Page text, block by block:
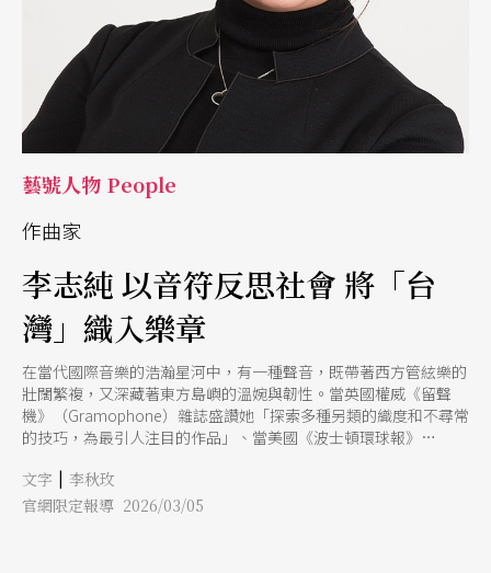
藝號人物 People
作曲家
李志純 以音符反思社會 將「台
灣」織入樂章
在當代國際音樂的浩瀚星河中，有一種聲音，既帶著西方管絃樂的
壯闊繁複，又深藏著東方島嶼的溫婉與韌性。當英國權威《留聲
機》（Gramophone）雜誌盛讚她「探索多種另類的織度和不尋常
的技巧，為最引人注目的作品」、當美國《波士頓環球報》
又讓人著迷」時，來自高雄的作曲家李志純，早已用她的音符在世
界舞台上刻下了無法抹滅的印記。她是台灣首位、全球第4位榮獲
文字 | 李秋玫
官網限定報導 2026/03/05